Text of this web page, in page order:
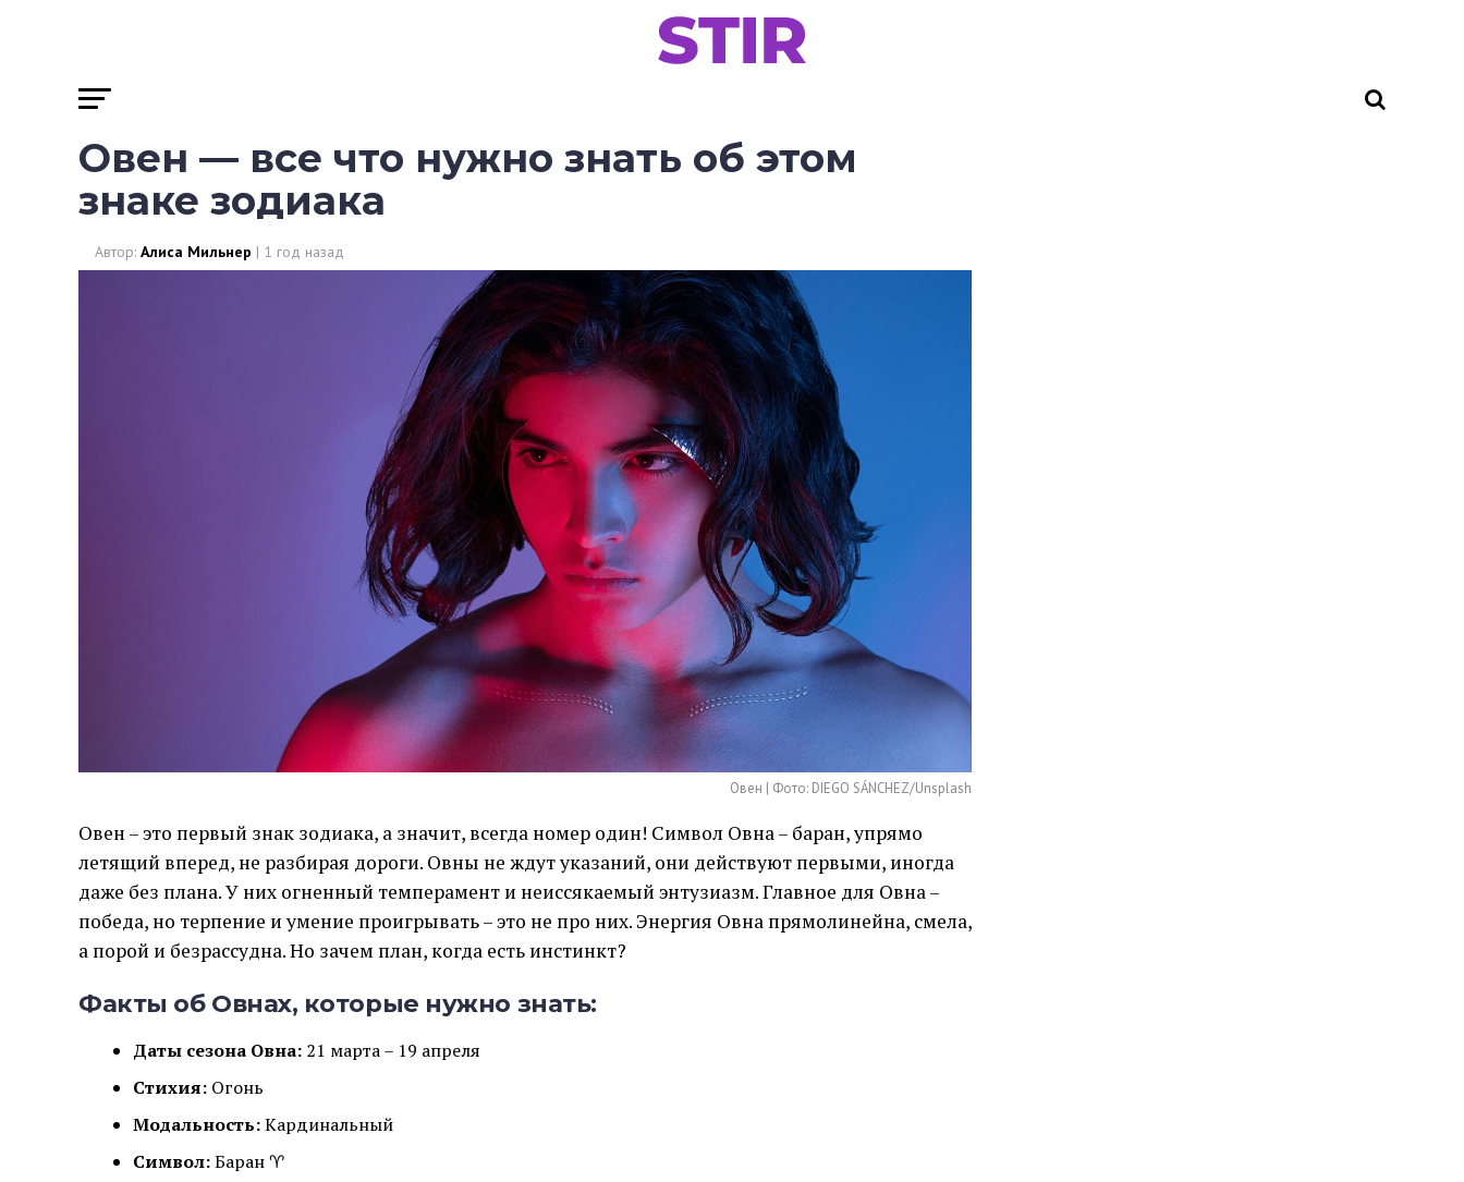
Овен — все что нужно знать об этом
знаке зодиака
Автор: Алиса Мильнер | 1 год назад
Овен | Фото: DIEGO SÁNCHEZ/Unsplash
Овен – это первый знак зодиака, а значит, всегда номер один! Символ Овна – баран, упрямо
летящий вперед, не разбирая дороги. Овны не ждут указаний, они действуют первыми, иногда
даже без плана. У них огненный темперамент и неиссякаемый энтузиазм. Главное для Овна –
победа, но терпение и умение проигрывать – это не про них. Энергия Овна прямолинейна, смела,
а порой и безрассудна. Но зачем план, когда есть инстинкт?
Факты об Овнах, которые нужно знать:
Даты сезона Овна: 21 марта – 19 апреля
Стихия: Огонь
Модальность:Кардинальный
Символ:Баран ♈